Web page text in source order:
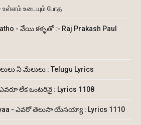
உள்ளம் உடையும் போத
- వేయి కళ్ళతో :- Raj Prakash Paul
నీ మేలులు : Telugu Lyrics
లేక ఒంటరినై : Lyrics 1108
- ఎవరో తెలుసా యేసయ్యా : Lyrics 1110